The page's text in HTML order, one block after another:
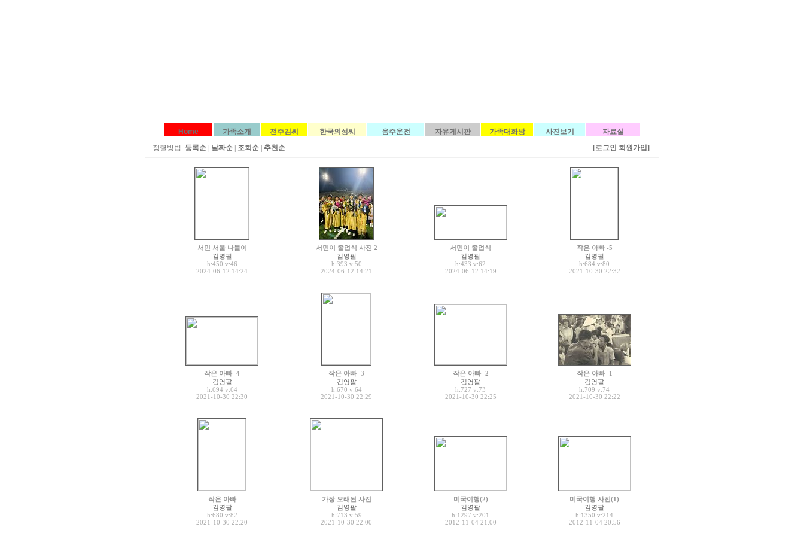
Home 가족소개 전주김씨 한국의성씨 음주운전 자유게시판 가족대화방 사진보기
자료실
정렬방법: 등록순 날짜순 조회순 추천순 [로그인 회원가입]
서민 서울 나들이
김영팔
h:450 v:46
2024-06-12 14:24
서민이 졸업식 사진 2
김영팔
h:393 v:50
2024-06-12 14:21
서민이 졸업식
김영팔
h:433 v:62
2024-06-12 14:19
작은 아빠 -5
김영팔
h:684 v:80
2021-10-30 22:32
작은 아빠 -4
김영팔
h:694 v:64
2021-10-30 22:30
작은 아빠 -3
김영팔
h:670 v:64
2021-10-30 22:29
작은 아빠 -2
김영팔
h:727 v:73
2021-10-30 22:25
작은 아빠 -1
김영팔
h:709 v:74
2021-10-30 22:22
작은 아빠
김영팔
h:680 v:82
2021-10-30 22:20
가장 오래된 사진
김영팔
h:713 v:59
2021-10-30 22:00
미국여행(2)
김영팔
h:1297 v:201
2012-11-04 21:00
미국여행 사진(1)
김영팔
h:1350 v:214
2012-11-04 20:56